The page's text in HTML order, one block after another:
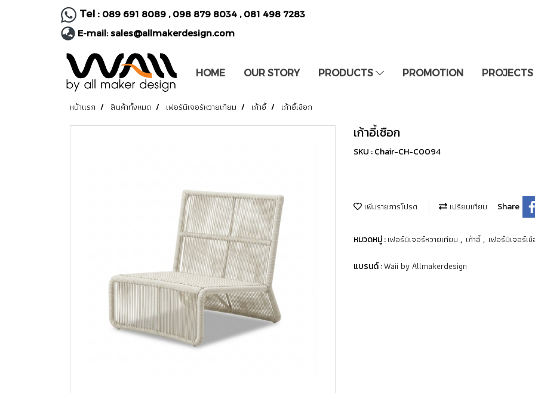
Tel : 089 691 8089 , 098 879 8034 , 081 498 7283
E-mail:sales@allmakerdesign.com
HOME OUR STORY PRODUCTS PROMOTION PROJECTS
หน้าแรก สินค้าทั้งหมด เฟอร์นิเจอร์หวายเทียม เก้าอี้ เก้าอี้เชือก
เก้าอี้เชือก
SKU : Chair-CH-C0094
เพิ่มรายการโปรด เปรียบเทียบ Share
หมวดหมู่ :เฟอร์นิเจอร์หวายเทียม , เก้าอี้, เฟอร์นิเจอร์เ
แบรนด์ :Waii by Allmakerdesign